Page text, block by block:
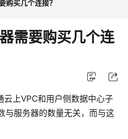
购买几个连接？
需要购买几个连
上VPC和用户侧数据中心子
与服务器的数量无关，而与这